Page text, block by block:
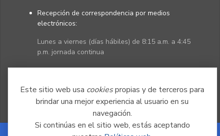
Este sitio web usa cookiespropias y de terceros para
brindar una mejor experiencia al usuario en su
navegación.
Si continúas en el sitio web, estás aceptando
Recepción de correspondencia por medios
electrónicos:
Lunes a viernes (días hábiles) de 8:15 a.m. a 4:45
p.m. jornada continua